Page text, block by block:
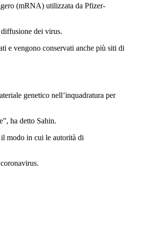
(mRNA) utilizzata da Pfizer-
dei virus.
e vengono conservati anche più siti di
genetico nell’inquadratura per
ha detto Sahin.
il modo in cui le autorità di